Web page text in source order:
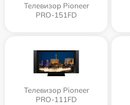
Телевизор Pioneer
PRO-151FD
Телевизор Pioneer
PRO-111FD